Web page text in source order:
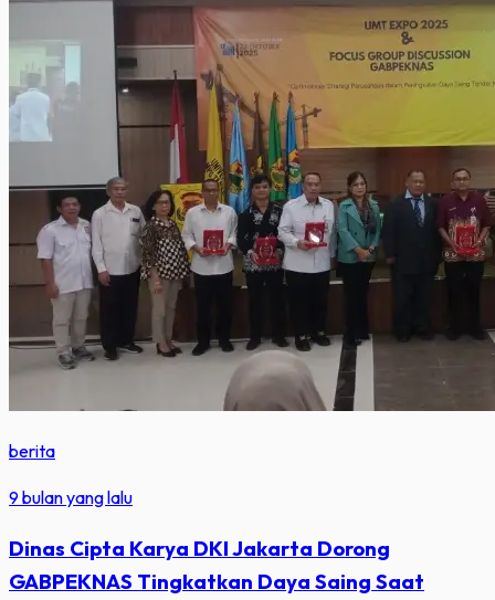
berita
9 bulan yang lalu
Dinas Cipta Karya DKI Jakarta Dorong
GABPEKNAS Tingkatkan Daya Saing Saat